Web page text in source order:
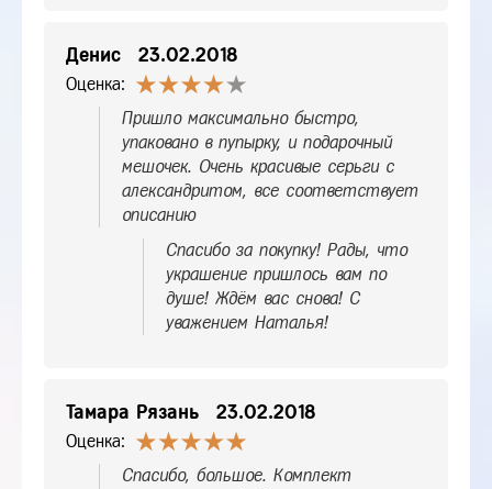
Денис 23.02.2018
Оценка:
Пришло максимально быстро,
упаковано в пупырку, и подарочный
мешочек. Очень красивые серьги с
александритом, все соответствует
описанию
Спасибо за покупку! Рады, что
украшение пришлось вам по
душе! Ждём вас снова! С
уважением Наталья!
Тамара Рязань 23.02.2018
Оценка:
Спасибо, большое. Комплект